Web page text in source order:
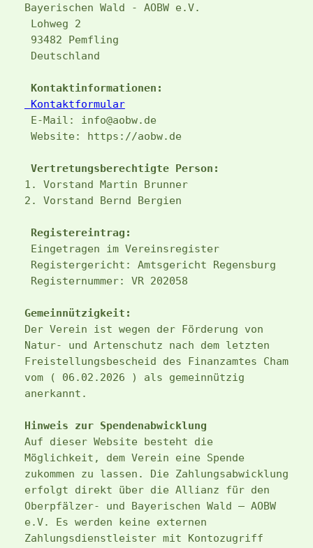
Bayerischen Wald - AOBW e.V.
Lohweg 2
93482 Pemfling
Deutschland
Kontaktinformationen:
Kontaktformular
E-Mail: info@aobw.de
Website: https://aobw.de
Vertretungsberechtigte Person:
1. Vorstand Martin Brunner
2. Vorstand Bernd Bergien
Registereintrag:
Eingetragen im Vereinsregister
Registergericht: Amtsgericht Regensburg
Registernummer: VR 202058
Gemeinnützigkeit:
Der Verein ist wegen der Förderung von
Natur- und Artenschutz nach dem letzten
Freistellungsbescheid des Finanzamtes Cham
vom ( 06.02.2026 ) als gemeinnützig
anerkannt.
Hinweis zur Spendenabwicklung
Auf dieser Website besteht die
Möglichkeit, dem Verein eine Spende
zukommen zu lassen. Die Zahlungsabwicklung
erfolgt direkt über die Allianz für den
Oberpfälzer- und Bayerischen Wald – AOBW
e.V. Es werden keine externen
Zahlungsdienstleister mit Kontozugriff